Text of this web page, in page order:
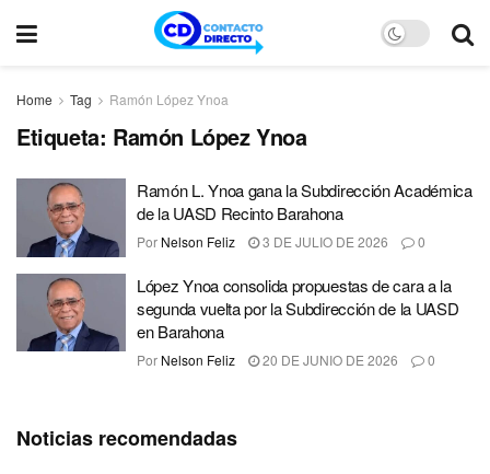
Home Tag Ramón López Ynoa
Etiqueta: Ramón López Ynoa
Ramón L. Ynoa gana la Subdirección Académica
de la UASD Recinto Barahona
Por Nelson Feliz 3 DE JULIO DE 2026 0
López Ynoa consolida propuestas de cara a la
segunda vuelta por la Subdirección de la UASD
en Barahona
Por Nelson Feliz 20 DE JUNIO DE 2026 0
Noticias recomendadas